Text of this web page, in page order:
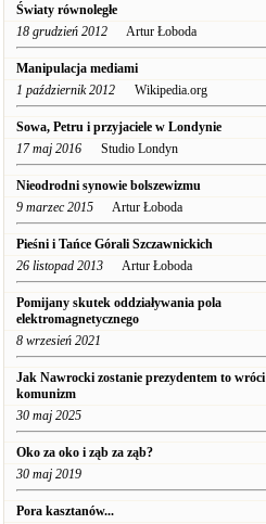
Światy równoległe
18 grudzień 2012 Artur Łoboda
Manipulacja mediami
1 październik 2012 Wikipedia.org
Sowa, Petru i przyjaciele w Londynie
17 maj 2016 Studio Londyn
Nieodrodni synowie bolszewizmu
9 marzec 2015 Artur Łoboda
Pieśni i Tańce Górali Szczawnickich
26 listopad 2013 Artur Łoboda
Pomijany skutek oddziaływania pola
elektromagnetycznego
8 wrzesień 2021
Jak Nawrocki zostanie prezydentem to wróci
komunizm
30 maj 2025
Oko za oko i ząb za ząb?
30 maj 2019
Pora kasztanów...